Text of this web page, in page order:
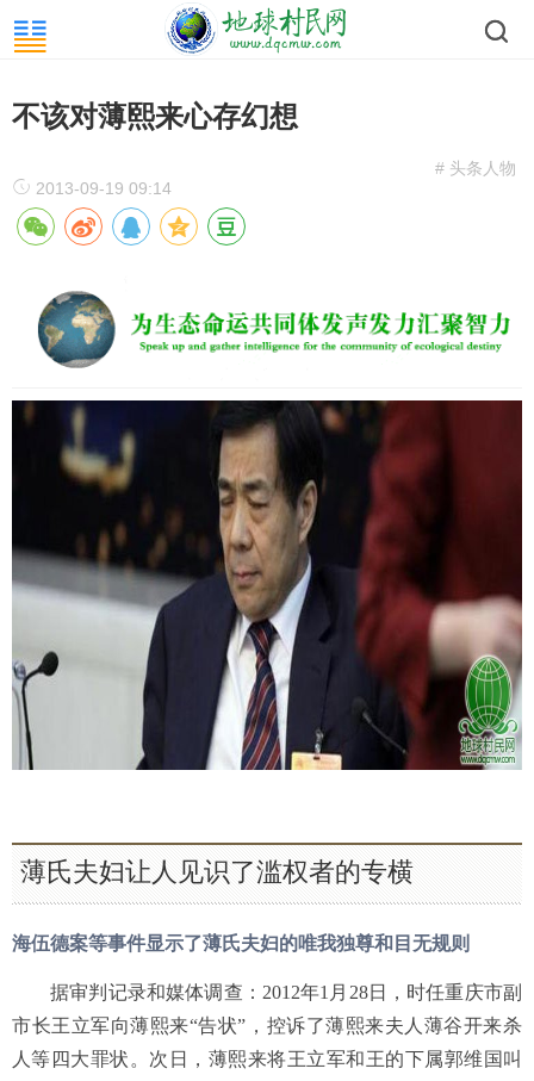
不该对薄熙来心存幻想
# 头条人物
2013-09-19 09:14
薄氏夫妇让人见识了滥权者的专横
海伍德案等事件显示了薄氏夫妇的唯我独尊和目无规则
据审判记录和媒体调查：2012年1月28日，时任重庆市副
市长王立军向薄熙来“告状”，控诉了薄熙来夫人薄谷开来杀
人等四大罪状。次日，薄熙来将王立军和王的下属郭维国叫